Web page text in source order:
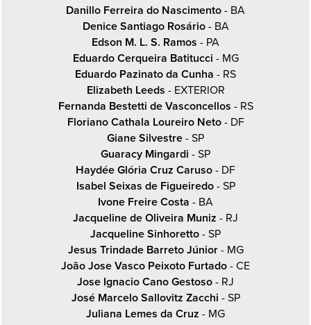
Danillo Ferreira do Nascimento- BA
Denice Santiago Rosário- BA
Edson M. L. S. Ramos - PA
Eduardo Cerqueira Batitucci - MG
Eduardo Pazinato da Cunha - RS
Elizabeth Leeds - EXTERIOR
Fernanda Bestetti de Vasconcellos - RS
Floriano Cathala Loureiro Neto- DF
Giane Silvestre- SP
Guaracy Mingardi - SP
Haydée Glória Cruz Caruso- DF
Isabel Seixas de Figueiredo- SP
Ivone Freire Costa - BA
Jacqueline de Oliveira Muniz - RJ
Jacqueline Sinhoretto- SP
Jesus Trindade Barreto Júnior- MG
João Jose Vasco Peixoto Furtado- CE
Jose Ignacio Cano Gestoso- RJ
José Marcelo Sallovitz Zacchi - SP
Juliana Lemes da Cruz - MG